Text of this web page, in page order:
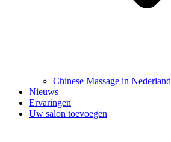
Chinese Massage in Nederland
Nieuws
Ervaringen
Uw salon toevoegen